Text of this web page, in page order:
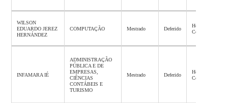
WILSON
EDUARDO JEREZ
HERNÁNDEZ
COMPUTAÇÃO Mestrado Deferido
Homologação
Concluída
INFAMARA IÉ
ADMINISTRAÇÃO
PÚBLICA E DE
EMPRESAS,
CIÊNCIAS
CONTÁBEIS E
TURISMO
Mestrado Deferido
Homologação
Concluída